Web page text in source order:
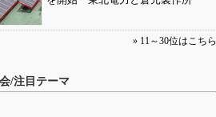
» 11～30位はこちら
/注目テーマ